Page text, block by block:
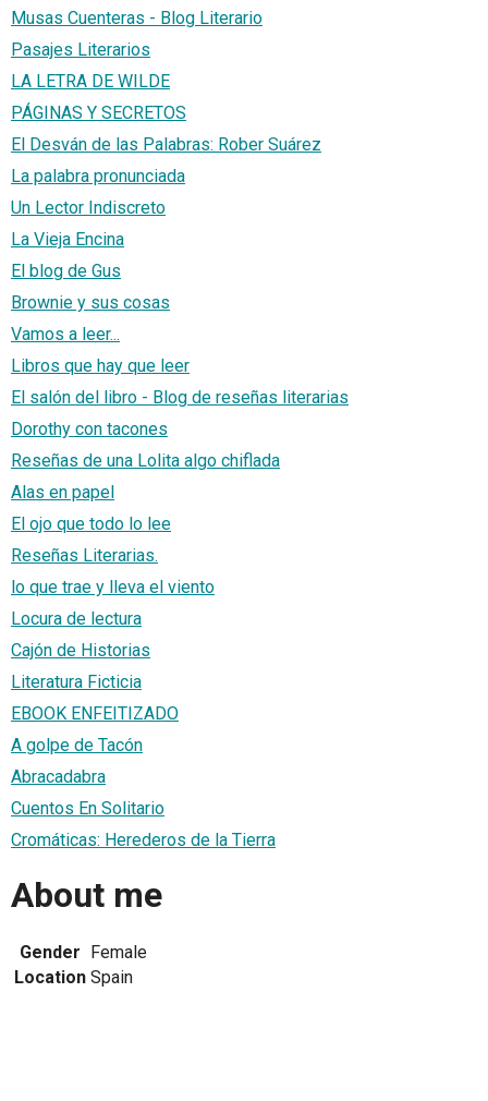
Musas Cuenteras - Blog Literario
Pasajes Literarios
LA LETRA DE WILDE
PÁGINAS Y SECRETOS
El Desván de las Palabras: Rober Suárez
La palabra pronunciada
Un Lector Indiscreto
La Vieja Encina
El blog de Gus
Brownie y sus cosas
Vamos a leer...
Libros que hay que leer
El salón del libro - Blog de reseñas literarias
Dorothy con tacones
Reseñas de una Lolita algo chiflada
Alas en papel
El ojo que todo lo lee
Reseñas Literarias.
lo que trae y lleva el viento
Locura de lectura
Cajón de Historias
Literatura Ficticia
EBOOK ENFEITIZADO
A golpe de Tacón
Abracadabra
Cuentos En Solitario
Cromáticas: Herederos de la Tierra
About me
Gender Female
Location Spain